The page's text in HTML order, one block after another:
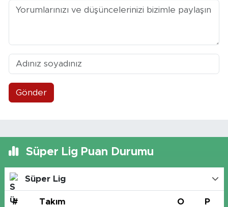
Gönder
Süper Lig Puan Durumu
Süper Lig
# Takım O P